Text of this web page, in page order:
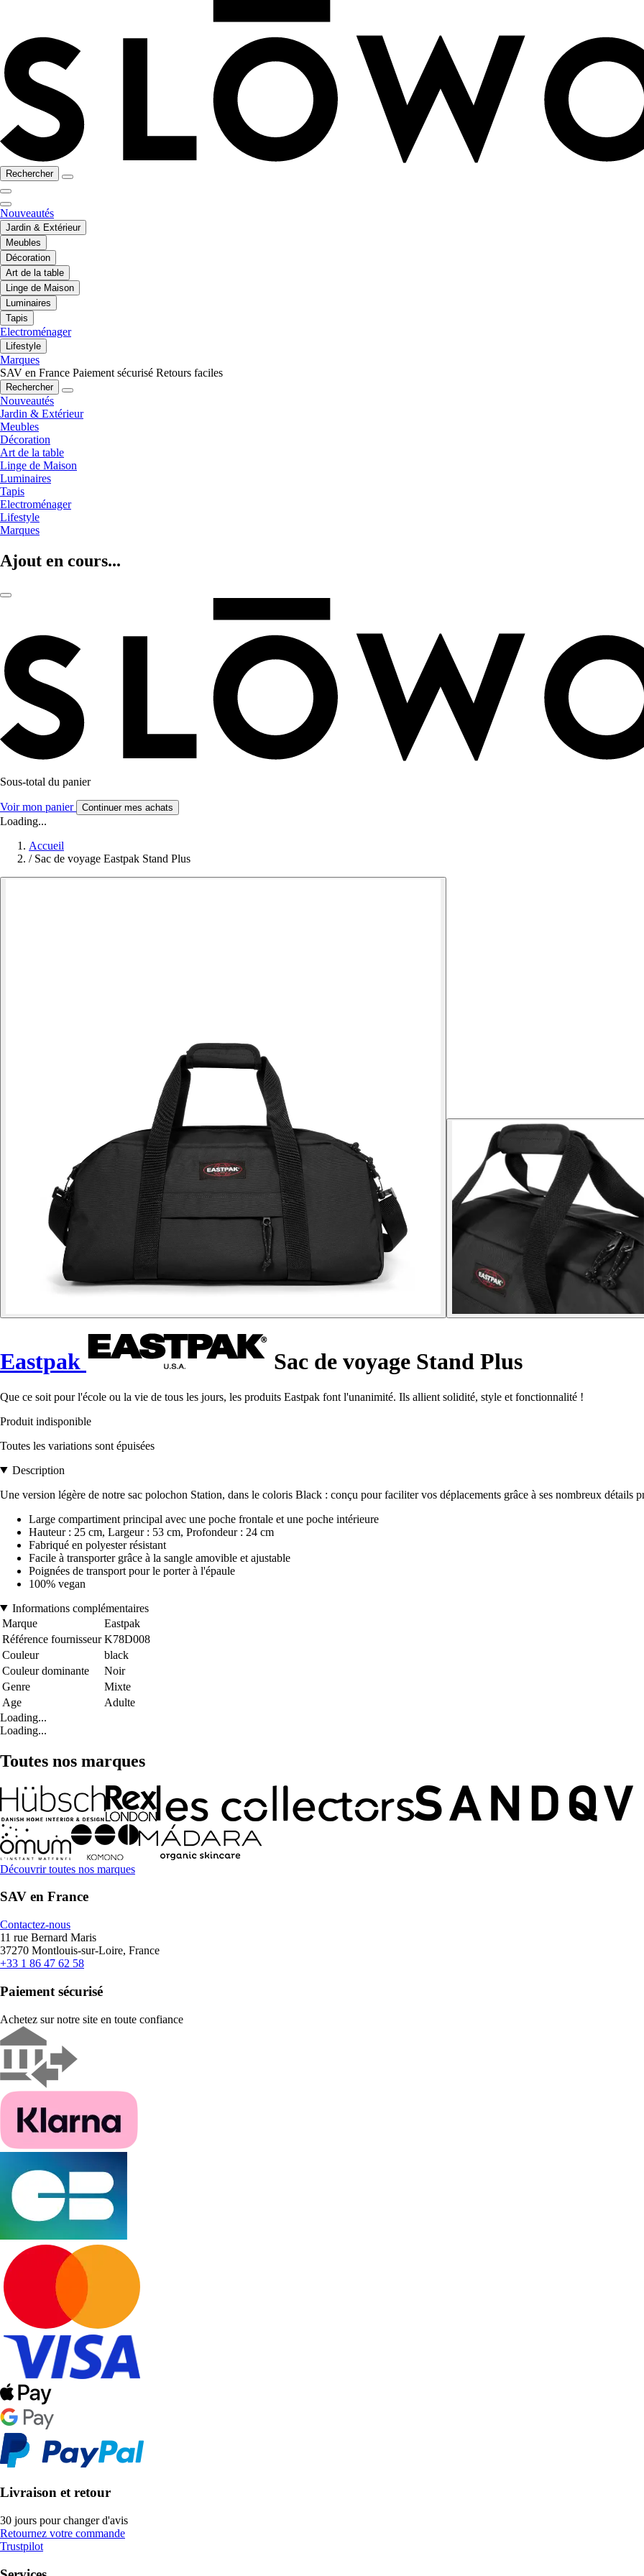
Rechercher
Nouveautés
Jardin & Extérieur
Meubles
Décoration
Art de la table
Linge de Maison
Luminaires
Tapis
Electroménager
Lifestyle
Marques
SAV en France Paiement sécurisé Retours faciles
Rechercher
Nouveautés
Jardin & Extérieur
Meubles
Décoration
Art de la table
Linge de Maison
Luminaires
Tapis
Electroménager
Lifestyle
Marques
Ajout en cours...
Sous-total du panier
Voir mon panier Continuer mes achats
Loading...
Accueil
/ Sac de voyage Eastpak Stand Plus
Eastpak Sac de voyage Stand Plus
Que ce soit pour l'école ou la vie de tous les jours, les produits Eastpak font l'unanimité. Ils allient solidité, style et fonctionnalité !
Produit indisponible
Toutes les variations sont épuisées
Description
Une version légère de notre sac polochon Station, dans le coloris Black : conçu pour faciliter vos déplacements grâce à ses nombreux détails
Large compartiment principal avec une poche frontale et une poche intérieure
Hauteur : 25 cm, Largeur : 53 cm, Profondeur : 24 cm
Fabriqué en polyester résistant
Facile à transporter grâce à la sangle amovible et ajustable
Poignées de transport pour le porter à l'épaule
100% vegan
Informations complémentaires
Marque
Eastpak
Référence fournisseur K78D008
Couleur
black
Couleur dominante
Noir
Genre
Mixte
Age
Adulte
Loading...
Loading...
Toutes nos marques
Découvrir toutes nos marques
SAV en France
Contactez-nous
11 rue Bernard Maris
37270 Montlouis-sur-Loire, France
+33 1 86 47 62 58
Paiement sécurisé
Achetez sur notre site en toute confiance
Livraison et retour
30 jours pour changer d'avis
Retournez votre commande
Trustpilot